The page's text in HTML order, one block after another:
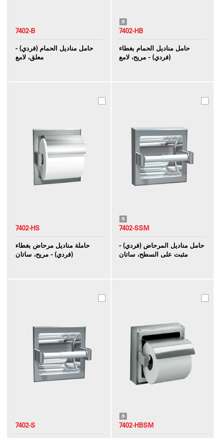
7402-B
حامل مناديل الحمام (فردي) -
معلق، لامع
7402-HB
حامل مناديل الحمام بغطاء
(فردي) - مريح، لامع
7402-HS
حاملة مناديل مرحاض بغطاء
(فردي) - مريح، ساتان
7402-SSM
حامل مناديل المرحاض (فردي) -
مثبت على السطح، ساتان
7402-S 7402-HBSM